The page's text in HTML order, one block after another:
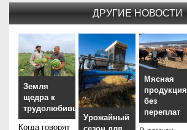
ДРУГИЕ НОВОСТИ
Земля
щедра к
трудолюбивым
Когда говорят
Урожайный
Мясная
продукция
без
переплат